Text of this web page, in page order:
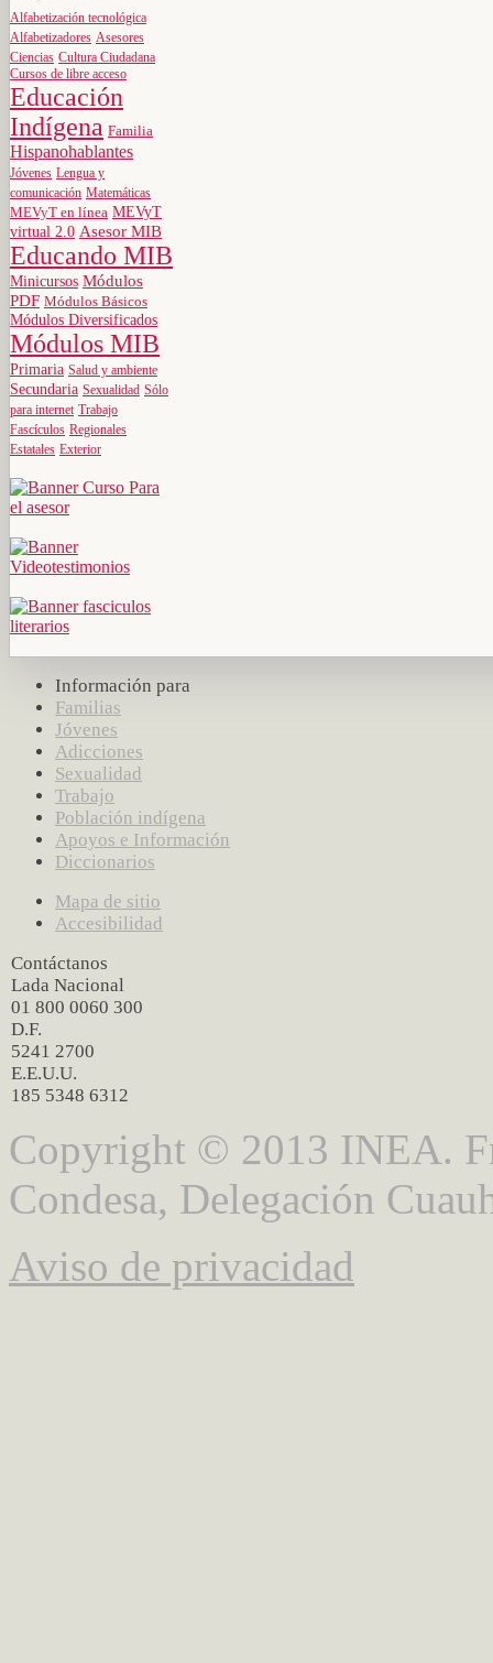
Alfabetización tecnológica
Alfabetizadores Asesores
Ciencias Cultura Ciudadana
Cursos de libre acceso
Educación
Indígena Familia
Hispanohablantes
Jóvenes Lengua y
comunicación Matemáticas
MEVyT en línea MEVyT
virtual 2.0 Asesor MIB
Educando MIB
Minicursos Módulos
PDF Módulos Básicos
Módulos Diversificados
Módulos MIB
Primaria Salud y ambiente
Secundaria Sexualidad Sólo
para internet Trabajo
Fascículos Regionales
Estatales Exterior
Información para
Familias
Jóvenes
Adicciones
Sexualidad
Trabajo
Población indígena
Apoyos e Información
Diccionarios
Mapa de sitio
Accesibilidad
Contáctanos
Lada Nacional
01 800 0060 300
D.F.
5241 2700
E.E.U.U.
185 5348 6312
Copyright © 2013 INEA.
Condesa, Delegación
Aviso de privacidad